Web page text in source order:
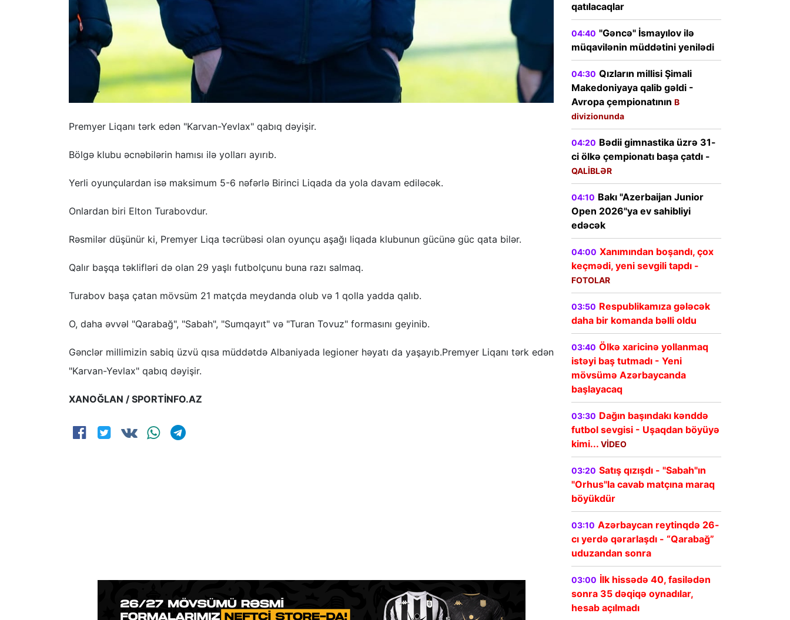
Premyer Liqanı tərk edən "Karvan-Yevlax" qabıq dəyişir.
Bölgə klubu əcnəbilərin hamısı ilə yolları ayırıb.
Yerli oyunçulardan isə maksimum 5-6 nəfərlə Birinci Liqada da yola davam ediləcək.
Onlardan biri Elton Turabovdur.
Rəsmilər düşünür ki, Premyer Liqa təcrübəsi olan oyunçu aşağı liqada klubunun gücünə güc qata bilər.
Qalır başqa təklifləri də olan 29 yaşlı futbolçunu buna razı salmaq.
Turabov başa çatan mövsüm 21 matçda meydanda olub və 1 qolla yadda qalıb.
O, daha əvvəl "Qarabağ", "Sabah", "Sumqayıt" və "Turan Tovuz" formasını geyinib.
Gənclər millimizin sabiq üzvü qısa müddətdə Albaniyada legioner həyatı da yaşayıb.Premyer Liqanı tərk edən
"Karvan-Yevlax" qabıq dəyişir.
XANOĞLAN / SPORTİNFO.AZ
qatılacaqlar
04:40 "Gəncə" İsmayılov ilə
müqavilənin müddətini yenilədi
04:30 Qızların millisi Şimali
Makedoniyaya qalib gəldi -
Avropa çempionatının B
divizionunda
04:20 Bədii gimnastika üzrə 31-
ci ölkə çempionatı başa çatdı -
QALİBLƏR
04:10 Bakı "Azerbaijan Junior
Open 2026"ya ev sahibliyi
edəcək
04:00 Xanımından boşandı, çox
keçmədi, yeni sevgili tapdı -
FOTOLAR
03:50 Respublikamıza gələcək
daha bir komanda bəlli oldu
03:40 Ölkə xaricinə yollanmaq
istəyi baş tutmadı - Yeni
mövsümə Azərbaycanda
başlayacaq
03:30 Dağın başındakı kənddə
futbol sevgisi - Uşaqdan böyüyə
kimi... VİDEO
03:20 Satış qızışdı - "Sabah"ın
"Orhus"la cavab matçına maraq
böyükdür
03:10 Azərbaycan reytinqdə 26-
cı yerdə qərarlaşdı - “Qarabağ”
uduzandan sonra
03:00 İlk hissədə 40, fasilədən
sonra 35 dəqiqə oynadılar,
hesab açılmadı